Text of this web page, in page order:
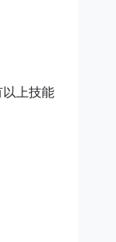
上技能